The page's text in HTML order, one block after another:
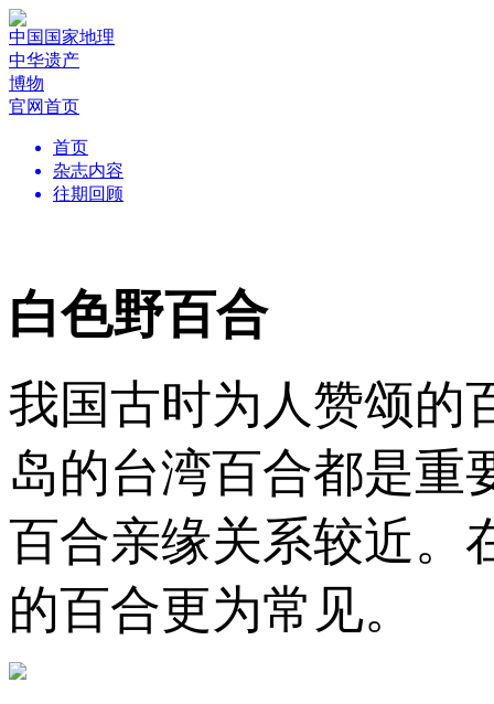
中国国家地理
中华遗产
博物
官网首页
首页
杂志内容
往期回顾
白色野百合
我国古时为人赞颂的
岛的台湾百合都是重
百合亲缘关系较近。
的百合更为常见。